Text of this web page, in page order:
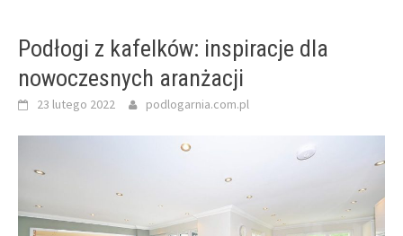
Podłogi z kafelków: inspiracje dla
nowoczesnych aranżacji
23 lutego 2022 podlogarnia.com.pl